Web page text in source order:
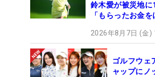
鈴木愛が被災地
「もらったお金を
2026年8月7日 (金)
ゴルフウェ
ャップにノ